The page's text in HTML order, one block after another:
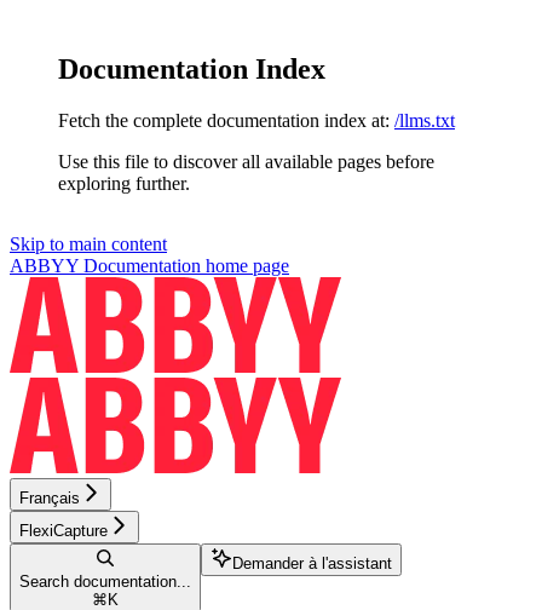
Documentation Index
Fetch the complete documentation index at: /llms.txt
Use this file to discover all available pages before
exploring further.
Skip to main content
ABBYY Documentation home page
Français
FlexiCapture
Search documentation...
⌘ K
Demander à l'assistant